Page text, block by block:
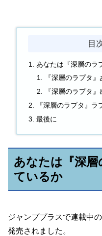
目
あなたは『深層のラ
『深層のラプタ』
『深層のラプタ
『深層のラプタ』
最後に
あなたは『深
ているか
ジャンププラスで連載中
発売されました。